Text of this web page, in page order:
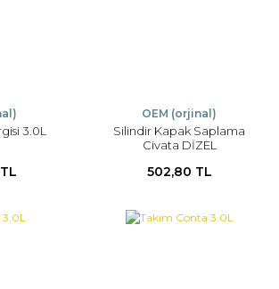
3.0L
OEM (orjinal)
Silindir Kapak Saplama
Civata DİZEL
502,80 TL